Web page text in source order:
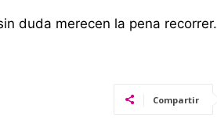
duda merecen la pena recorrer.
Compartir